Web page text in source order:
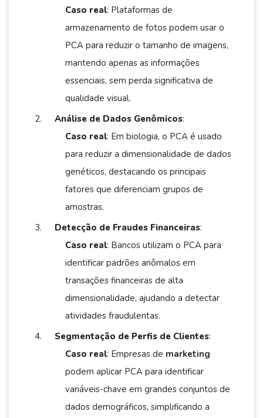
Caso real: Plataformas de
armazenamento de fotos podem usar o
PCA para reduzir o tamanho de imagens,
mantendo apenas as informações
essenciais, sem perda significativa de
qualidade visual.
Análise de Dados Genômicos:
Caso real: Em biologia, o PCA é usado
para reduzir a dimensionalidade de dados
genéticos, destacando os principais
fatores que diferenciam grupos de
amostras.
Detecção de Fraudes Financeiras:
Caso real: Bancos utilizam o PCA para
identificar padrões anômalos em
transações financeiras de alta
dimensionalidade, ajudando a detectar
atividades fraudulentas.
Segmentação de Perfis de Clientes:
Caso real: Empresas de marketing
podem aplicar PCA para identificar
variáveis-chave em grandes conjuntos de
dados demográficos, simplificando a